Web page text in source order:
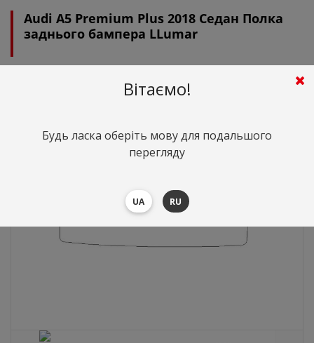
Audi A5 Premium Plus 2018 Седан Полка
заднього бампера LLumar
грн.
Вітаємо!
Будь ласка оберіть мову для подальшого
перегляду
UA RU